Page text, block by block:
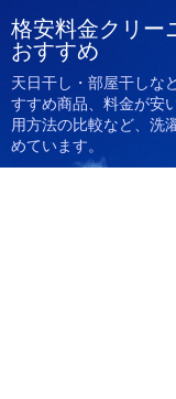
格安料金クリー
おすすめ
天日干し・部屋干しな
すすめ商品、料金が安
用方法の比較など、洗
めています。